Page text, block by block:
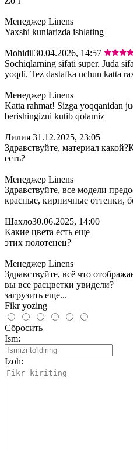
Менеджер Linens
Yaxshi kunlarizda ishlating
Mohidil30.04.2026, 14:57
Sochiqlarning sifati super. Juda
yoqdi. Tez dastafka uchun katta
Менеджер Linens
Katta rahmat! Sizga yoqqanidan
berishingizni kutib qolamiz
Лилия 31.12.2025, 23:05
Здравствуйте, материал
есть?
Менеджер Linens
Здравствуйте, все модели
красные, кирпичные оттенки,
Шахло30.06.2025, 14:00
Какие цвета есть еще
этих полотенец?
Менеджер Linens
Здравствуйте, всё что
вы все расцветки увидели?
загрузить еще...
Fikr yozing
Сбросить
Ism:
Izoh: